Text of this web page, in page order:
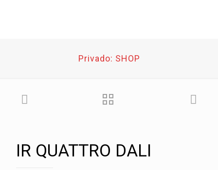
Privado: SHOP
IR QUATTRO DALI